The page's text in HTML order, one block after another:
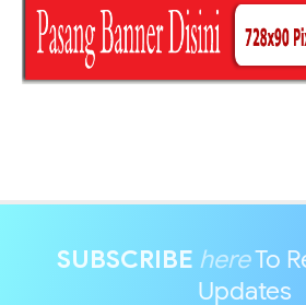
SUBSCRIBE hereTo
Updates